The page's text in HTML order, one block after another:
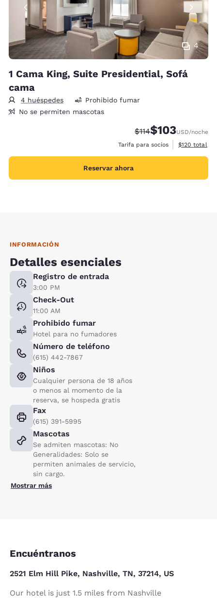
4
1 Cama King, Suite Presidential, Sofá
cama
4 huéspedes
Prohibido fumar
No se permiten mascotas
Precio tachado:
$114Precio con
$103USD/noche
Tarifa para socios
Ver detalles
$120 total
Reservar ahora
INFORMACIÓN
Detalles esenciales
Registro de entrada
3:00 PM
Check-Out
11:00 AM
Prohibido fumar
Hotel para no fumadores
Número de teléfono
(615) 442-7867
Niños
Cualquier persona de 18 años
o menos al momento de la
reserva, se hospeda gratis
Fax
(615) 391-5995
Mascotas
Se admiten mascotas: No
Generalidades: Solo se
permiten animales de servicio,
sin cargo.
Mostrar más
Encuéntranos
2521 Elm Hill Pike, Nashville, TN, 37214, US
Our hotel is just 1.5 miles from Nashville